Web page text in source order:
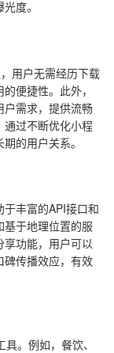
度。
用户无需经历下载
便捷性。此外，
户需求，提供流畅
通过不断优化小程
的用户关系。
丰富的API接口和
于地理位置的服
功能，用户可以
碑传播效应，有效
。例如，餐饮、